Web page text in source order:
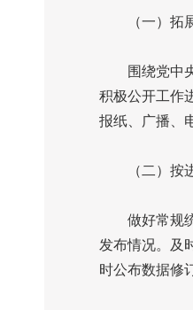
（一）拓展
围绕党中央
积极公开工作
报纸、广播、
（二）按进
做好常规统
发布情况。及
时公布数据修